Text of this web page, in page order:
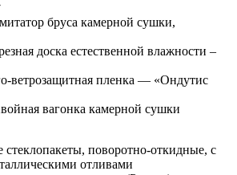
бруса камерной сушки,
доска естественной влажности –
ветрозащитная пленка — «Ондутис
вагонка камерной сушки
поворотно-откидные, с
отливами